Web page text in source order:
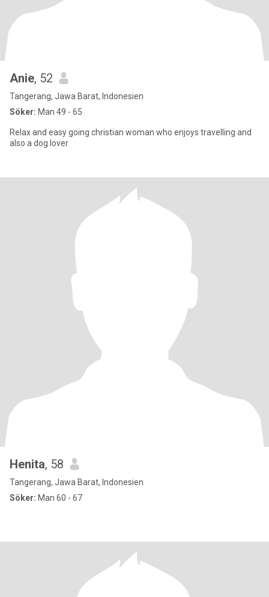
Anie, 52
Tangerang, Jawa Barat, Indonesien
Söker: Man 49 - 65
Relax and easy going christian woman who enjoys travelling and
also a dog lover
Henita, 58
Tangerang, Jawa Barat, Indonesien
Söker: Man 60 - 67